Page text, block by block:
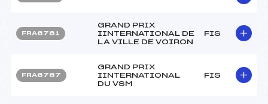
FRA6761
GRAND PRIX
IINTERNATIONAL DE
LA VILLE DE VOIRON
FIS
FRA6767
GRAND PRIX
IINTERNATIONAL
DU VSM
FIS